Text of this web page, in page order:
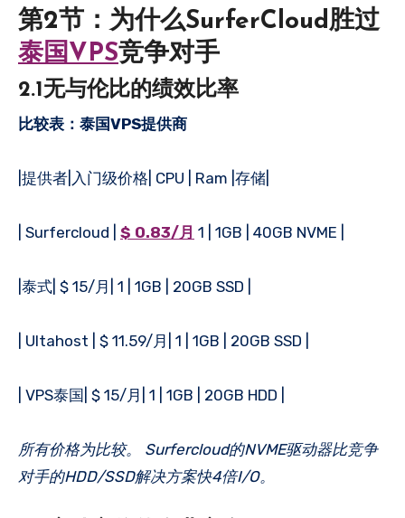
第2节：为什么SurferCloud胜过
泰国VPS竞争对手
2.1无与伦比的绩效比率
比较表：泰国VPS提供商
|提供者|入门级价格| CPU | Ram |存储|
| Surfercloud | $ 0.83/月 1 | 1GB | 40GB NVME |
|泰式| $ 15/月| 1 | 1GB | 20GB SSD |
| Ultahost | $ 11.59/月| 1 | 1GB | 20GB SSD |
| VPS泰国| $ 15/月| 1 | 1GB | 20GB HDD |
所有价格为比较。 Surfercloud的NVME驱动器比竞争
对手的HDD/SSD解决方案快4倍I/O。